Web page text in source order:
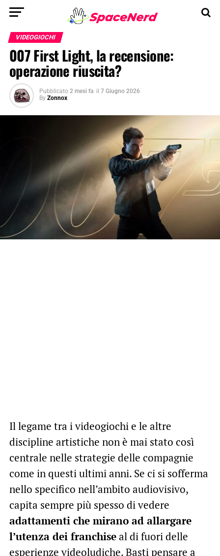
VIDEOGIOCHI
007 First Light, la recensione:
operazione riuscita?
Pubblicato 2 mesi fa il 7 Giugno 2026
By Zonnox
Il legame tra i videogiochi e le altre
discipline artistiche non è mai stato così
centrale nelle strategie delle compagnie
come in questi ultimi anni. Se ci si sofferma
nello specifico nell’ambito audiovisivo,
capita sempre più spesso di vedere
adattamenti che mirano ad allargare
l’utenza dei franchiseal di fuori delle
esperienze videoludiche. Basti pensare a